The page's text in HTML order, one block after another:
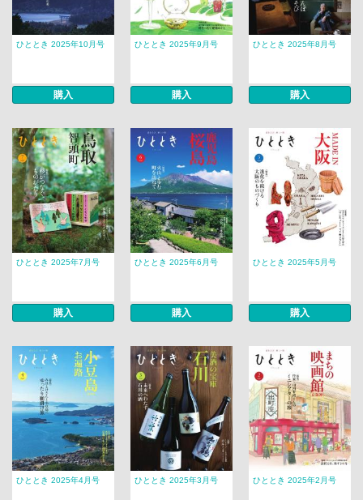
ひととき 2025年10月号
購入
ひととき 2025年9月号
購入
ひととき 2025年8月号
購入
ひととき 2025年7月号
購入
ひととき 2025年6月号
購入
ひととき 2025年5月号
購入
ひととき 2025年4月号 ひととき 2025年3月号 ひととき 2025年2月号